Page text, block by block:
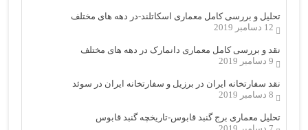
تحلیل و بررسی کامل معماری اسکاتلند-در دهه های مختلف
12 دسامبر 2019
نقد و بررسی کامل معماری دانمارک در دهه های مختلف
9 دسامبر 2019
نقد سفارتخانه ایران در برزیل و سفارتخانه ایران در سوئد
8 دسامبر 2019
تحلیل معماری برج گنبد قابوس-تاریخچه گنبد قابوس